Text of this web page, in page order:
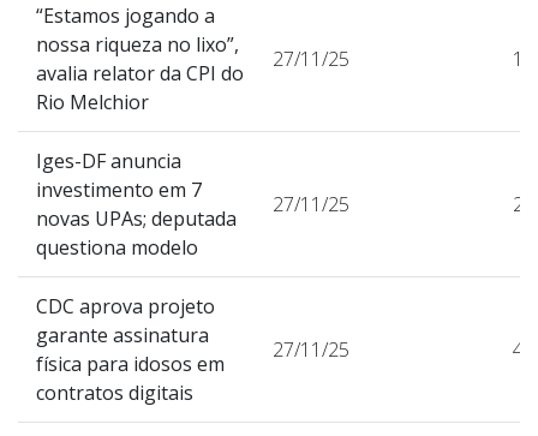
“Estamos jogando a
nossa riqueza no lixo”,
avalia relator da CPI do
Rio Melchior
27/11/25
Iges-DF anuncia
investimento em 7
novas UPAs; deputada
questiona modelo
27/11/25
CDC aprova projeto
garante assinatura
física para idosos em
contratos digitais
27/11/25